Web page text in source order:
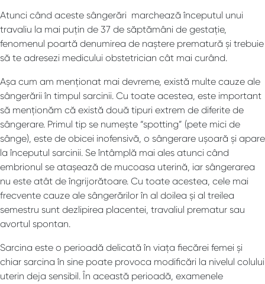
Atunci când aceste sângerări marchează începutul unui
travaliu la mai puțin de 37 de săptămâni de gestație,
fenomenul poartă denumirea de naștere prematură și trebuie
să te adresezi medicului obstetrician cât mai curând.
Așa cum am menționat mai devreme, există multe cauze ale
sângerării în timpul sarcinii. Cu toate acestea, este important
să menționăm că există două tipuri extrem de diferite de
sângerare. Primul tip se numește “spotting” (pete mici de
sânge), este de obicei inofensivă, o sângerare ușoară și apare
la începutul sarcinii. Se întâmplă mai ales atunci când
embrionul se atașează de mucoasa uterină, iar sângerarea
nu este atât de îngrijorătoare. Cu toate acestea, cele mai
frecvente cauze ale sângerărilor în al doilea și al treilea
semestru sunt dezlipirea placentei, travaliul prematur sau
avortul spontan.
Sarcina este o perioadă delicată în viața fiecărei femei și
chiar sarcina în sine poate provoca modificări la nivelul colului
uterin deja sensibil. În această perioadă, examenele